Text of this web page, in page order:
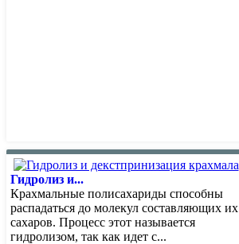
Гидролиз и...
Крахмальные полисахариды способны
распадаться до молекул составляющих их
сахаров. Процесс этот называется
гидролизом, так как идет с...